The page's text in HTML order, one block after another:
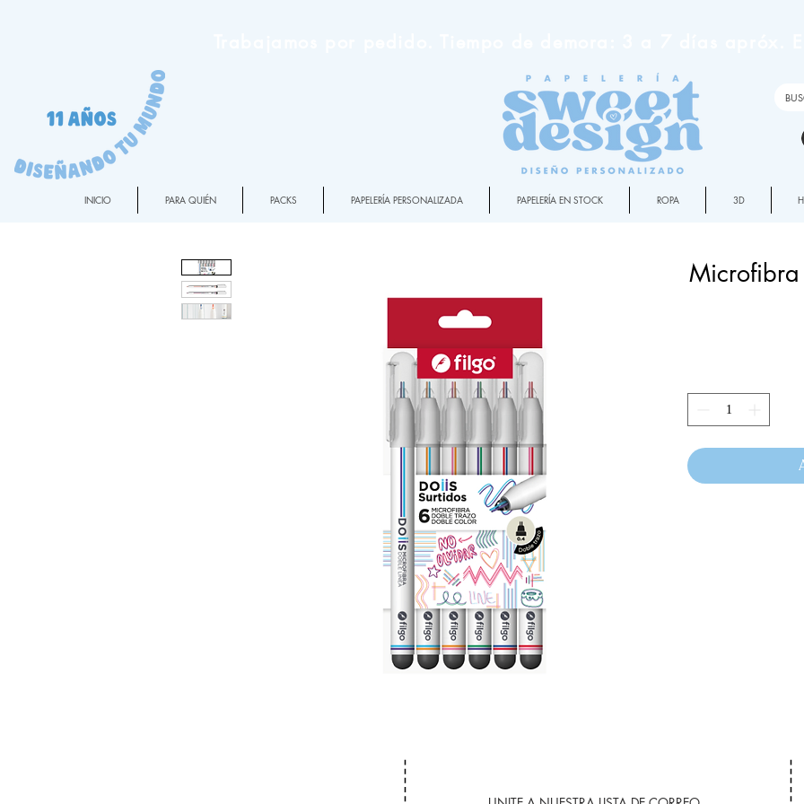
INICIO PARA QUIÉN PACKS PAPELERÍA PERSONALIZADA PAPELERÍA EN STOCK ROPA 3D
Microfibra